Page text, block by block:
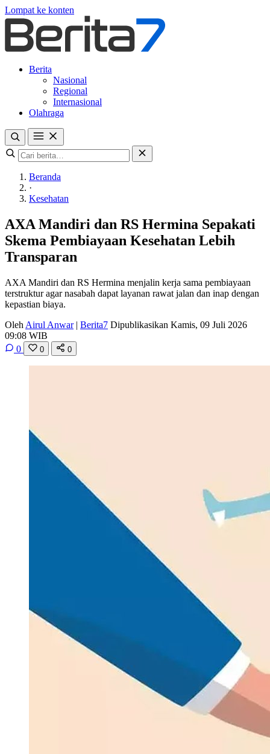
Lompat ke konten
Berita
Nasional
Regional
Internasional
Olahraga
Beranda
·
Kesehatan
AXA Mandiri dan RS Hermina Sepakati
Skema Pembiayaan Kesehatan Lebih
Transparan
AXA Mandiri dan RS Hermina menjalin kerja sama pembiayaan
terstruktur agar nasabah dapat layanan rawat jalan dan inap dengan
kepastian biaya.
Oleh Airul Anwar | Berita7 Dipublikasikan Kamis, 09 Juli 2026
09:08 WIB
0
0 0